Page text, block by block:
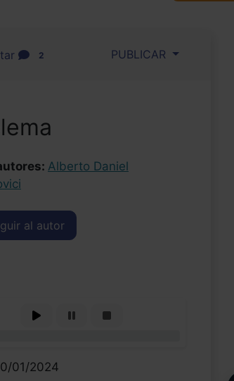
2 PUBLICAR
Alberto Daniel
al autor
01/2024